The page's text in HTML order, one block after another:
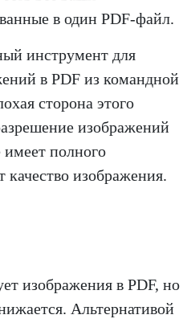
в один PDF-файл.
инструмент для
в PDF из командной
сторона этого
изображений
имеет полного
качество изображения.
изображения в PDF, но
Альтернативой